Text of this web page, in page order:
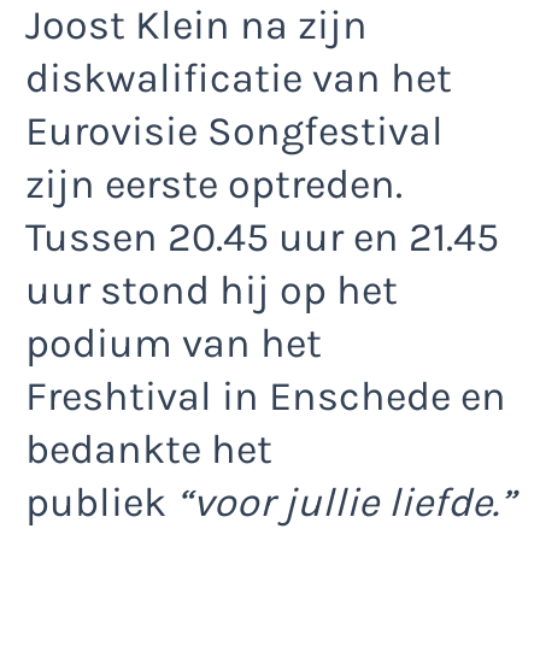
Joost Klein na zijn
diskwalificatie van het
Eurovisie Songfestival
zijn eerste optreden.
Tussen 20.45 uur en 21.45
uur stond hij op het
podium van het
Freshtival in Enschede en
bedankte het
publiek “voor jullie liefde.”